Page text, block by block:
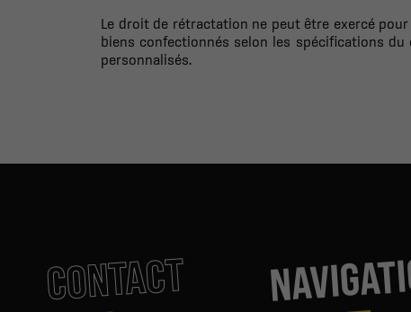
Le droit de rétractation ne peut être exercé
biens confectionnés selon les spécifications
personnalisés.
CONTACT